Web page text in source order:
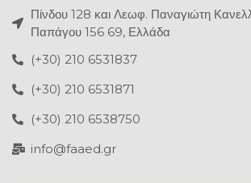
Πίνδου 128 και Λεωφ. Παναγιώτη
Παπάγου 156 69, Ελλάδα
(+30) 210 6531837
(+30) 210 6531871
(+30) 210 6538750
info@faaed.gr